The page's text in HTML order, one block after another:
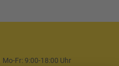
Mo-Fr: 9:00-18:00 Uhr